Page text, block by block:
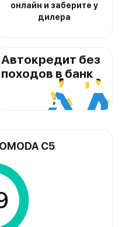
онлайн и заберите у
дилера
Автокредит без
походов в банк
C5